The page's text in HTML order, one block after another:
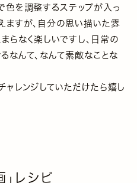
色を調整するステップが入っ
ますが、自分の思い描いた雰
らなく楽しいですし、日常の
なんて、なんて素敵なことな
ャレンジしていただけたら嬉し
」レシピ